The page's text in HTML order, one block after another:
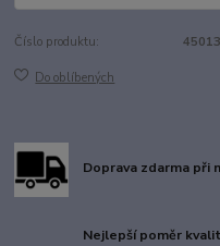
Číslo produktu:
Do oblíbených
Doprava zdarma při
Nejlepší poměr